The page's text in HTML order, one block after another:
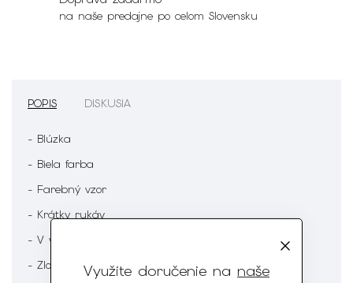
Využite doručenie na naše
na naše predajne po celom Slovensku
POPIS DISKUSIA
- Blúzka
- Biela farba
- Farebný vzor
- Krátky rukáv
- V výstrih
- Zloženie : 60% Viskóza 35% Polyester 5% Elastan